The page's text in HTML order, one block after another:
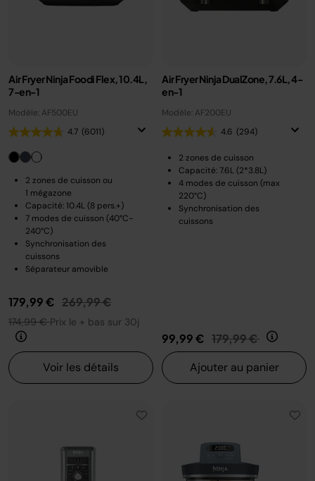
Air Fryer Ninja Foodi Flex, 10.4L,
7-en-1
Modèle: AF500EU
4.7 (6011)
2 zones de cuisson ou
1 mégazone
Capacité: 10.4L (8 pers.+)
7 modes de cuisson (40°C-
240°C)
Synchronisation des
cuissons
Séparateur amovible
179,99 € Prix réduit de
269,99 €au
174,99 €Prix le + bas sur 30j
Voir les détails
Air Fryer Ninja DualZone, 7.6L, 4-
en-1
Modèle: AF200EU
4.6 (294)
2 zones de cuisson
Capacité: 7.6L (2*3.8L)
4 modes de cuisson (max
220°C)
Synchronisation des
cuissons
99,99 € Prix réduit de
179,99 € au
Ajouter au panier